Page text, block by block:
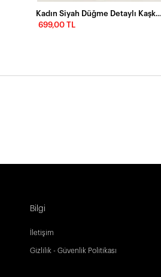
699,00 TL
Bilgi
İletişim
Gizlilik - Güvenlik Politikası